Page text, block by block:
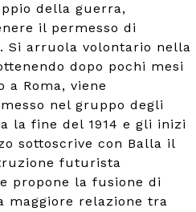
della guerra,
il permesso di
Si arruola volontario nella
dopo pochi mesi
a Roma, viene
nel gruppo degli
la fine del 1914 e gli inizi
sottoscrive con Balla il
futurista
propone la fusione di
maggiore relazione tra